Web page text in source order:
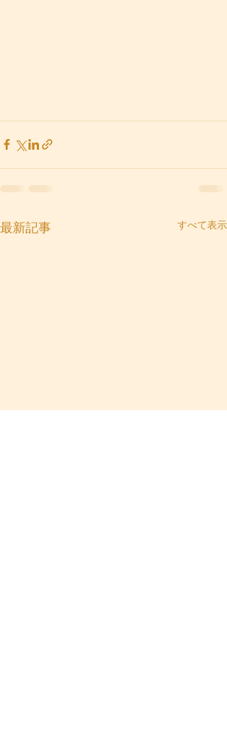
最新記事 すべて表示